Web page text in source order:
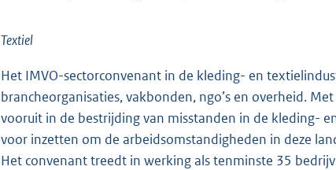
Textiel
Het IMVO-sectorconvenant in de kleding- en
brancheorganisaties, vakbonden, ngo’s en overheid.
vooruit in de bestrijding van misstanden in de kleding-
voor inzetten om de arbeidsomstandigheden in deze
Het convenant treedt in werking als tenminste 35